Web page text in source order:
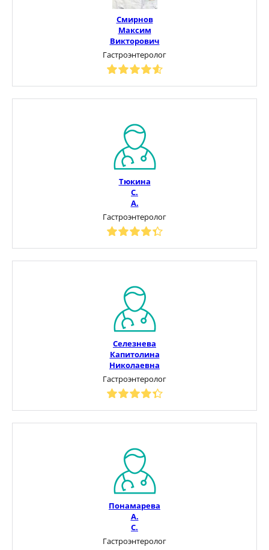
Смирнов
Максим
Викторович
Гастроэнтеролог
Тюкина
С.
А.
Гастроэнтеролог
Селезнева
Капитолина
Николаевна
Гастроэнтеролог
Понамарева
А.
С.
Гастроэнтеролог